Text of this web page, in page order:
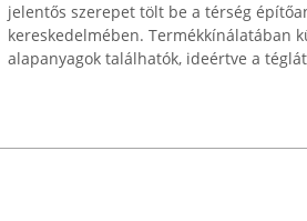
jelentős szerepet tölt be a térség
kereskedelmében. Termékkínálatában
alapanyagok találhatók, ideértve a